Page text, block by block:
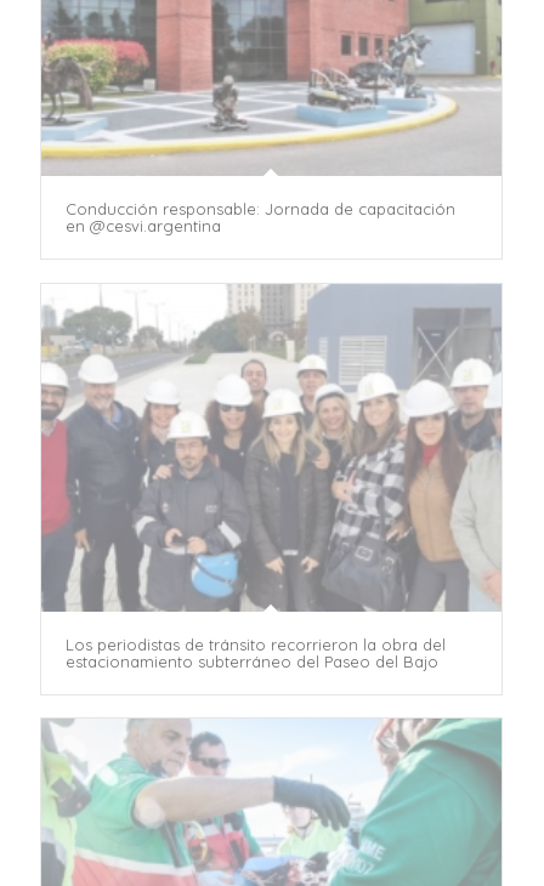
Conducción responsable: Jornada de capacitación
en @cesvi.argentina
Los periodistas de tránsito recorrieron la obra del
estacionamiento subterráneo del Paseo del Bajo